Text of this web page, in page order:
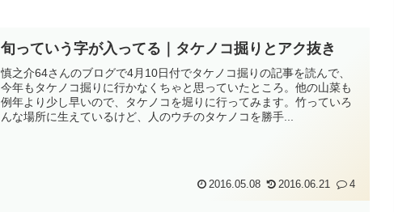
旬っていう字が入ってる｜タケノコ掘りとアク抜き
慎之介64さんのブログで4月10日付でタケノコ掘りの記事を読んで、
今年もタケノコ掘りに行かなくちゃと思っていたところ。他の山菜も
例年より少し早いので、タケノコを堀りに行ってみます。竹っていろ
んな場所に生えているけど、人のウチのタケノコを勝手...
2016.05.08 2016.06.21 4